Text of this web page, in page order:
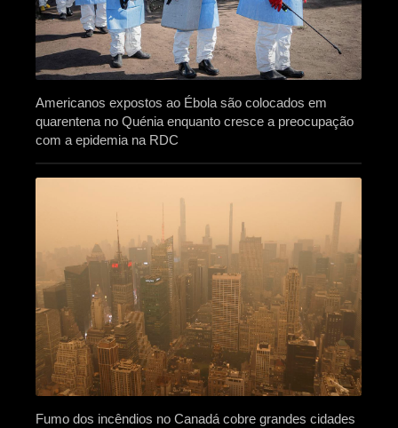
Americanos expostos ao Ébola são colocados em
quarentena no Quénia enquanto cresce a preocupação
com a epidemia na RDC
Fumo dos incêndios no Canadá cobre grandes cidades